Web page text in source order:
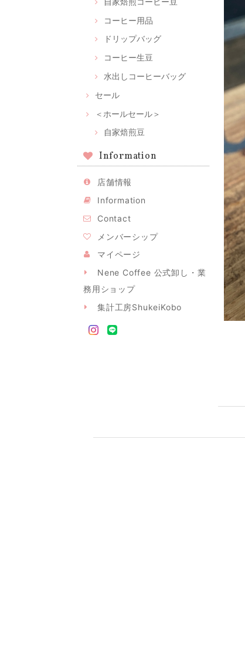
コーヒー用品
ドリップバッグ
コーヒー生豆
水出しコーヒーバッグ
セール
＜ホールセール＞
自家焙煎豆
Information
店舗情報
Information
Contact
メンバーシップ
マイページ
Nene Coffee 公式卸し・業
務用ショップ
集計工房ShukeiKobo